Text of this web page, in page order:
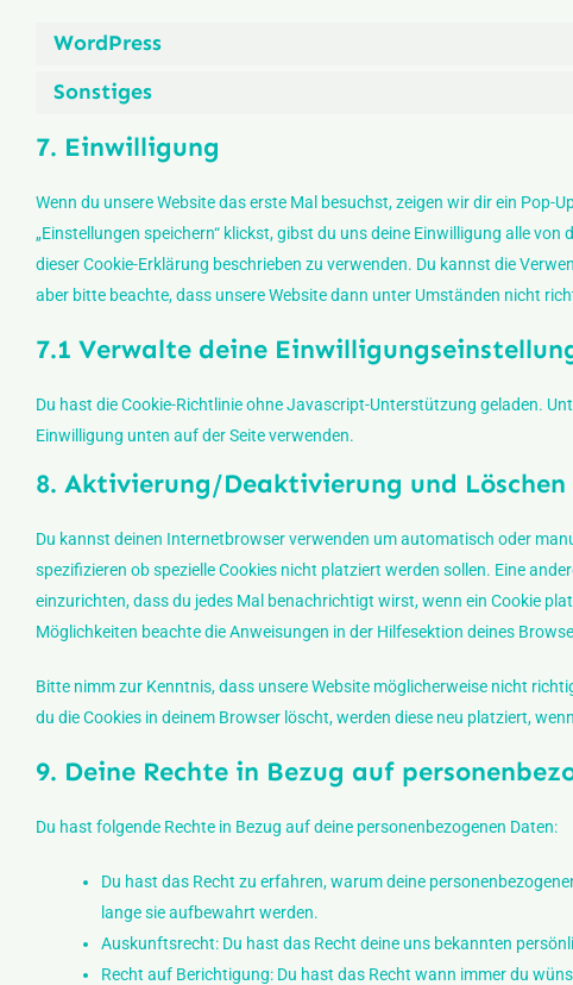
WordPress
Sonstiges
7. Einwilligung
Wenn du unsere Website das erste Mal besuchst, zeigen wir dir ein Pop-
„Einstellungen speichern“ klickst, gibst du uns deine Einwilligung alle
dieser Cookie-Erklärung beschrieben zu verwenden. Du kannst die
aber bitte beachte, dass unsere Website dann unter Umständen nicht
7.1 Verwalte deine
Du hast die Cookie-Richtlinie ohne Javascript-Unterstützung geladen.
Einwilligung unten auf der Seite verwenden.
8. Aktivierung/Deaktivierung und Löschen
Du kannst deinen Internetbrowser verwenden um automatisch oder
spezifizieren ob spezielle Cookies nicht platziert werden sollen. Eine
einzurichten, dass du jedes Mal benachrichtigt wirst, wenn ein Cookie
Möglichkeiten beachte die Anweisungen in der Hilfesektion deines
Bitte nimm zur Kenntnis, dass unsere Website möglicherweise nicht
du die Cookies in deinem Browser löscht, werden diese neu platziert,
9. Deine Rechte in Bezug auf
Du hast folgende Rechte in Bezug auf deine personenbezogenen Daten:
Du hast das Recht zu erfahren, warum deine
lange sie aufbewahrt werden.
Auskunftsrecht: Du hast das Recht deine uns bekannten
Recht auf Berichtigung: Du hast das Recht wann immer du